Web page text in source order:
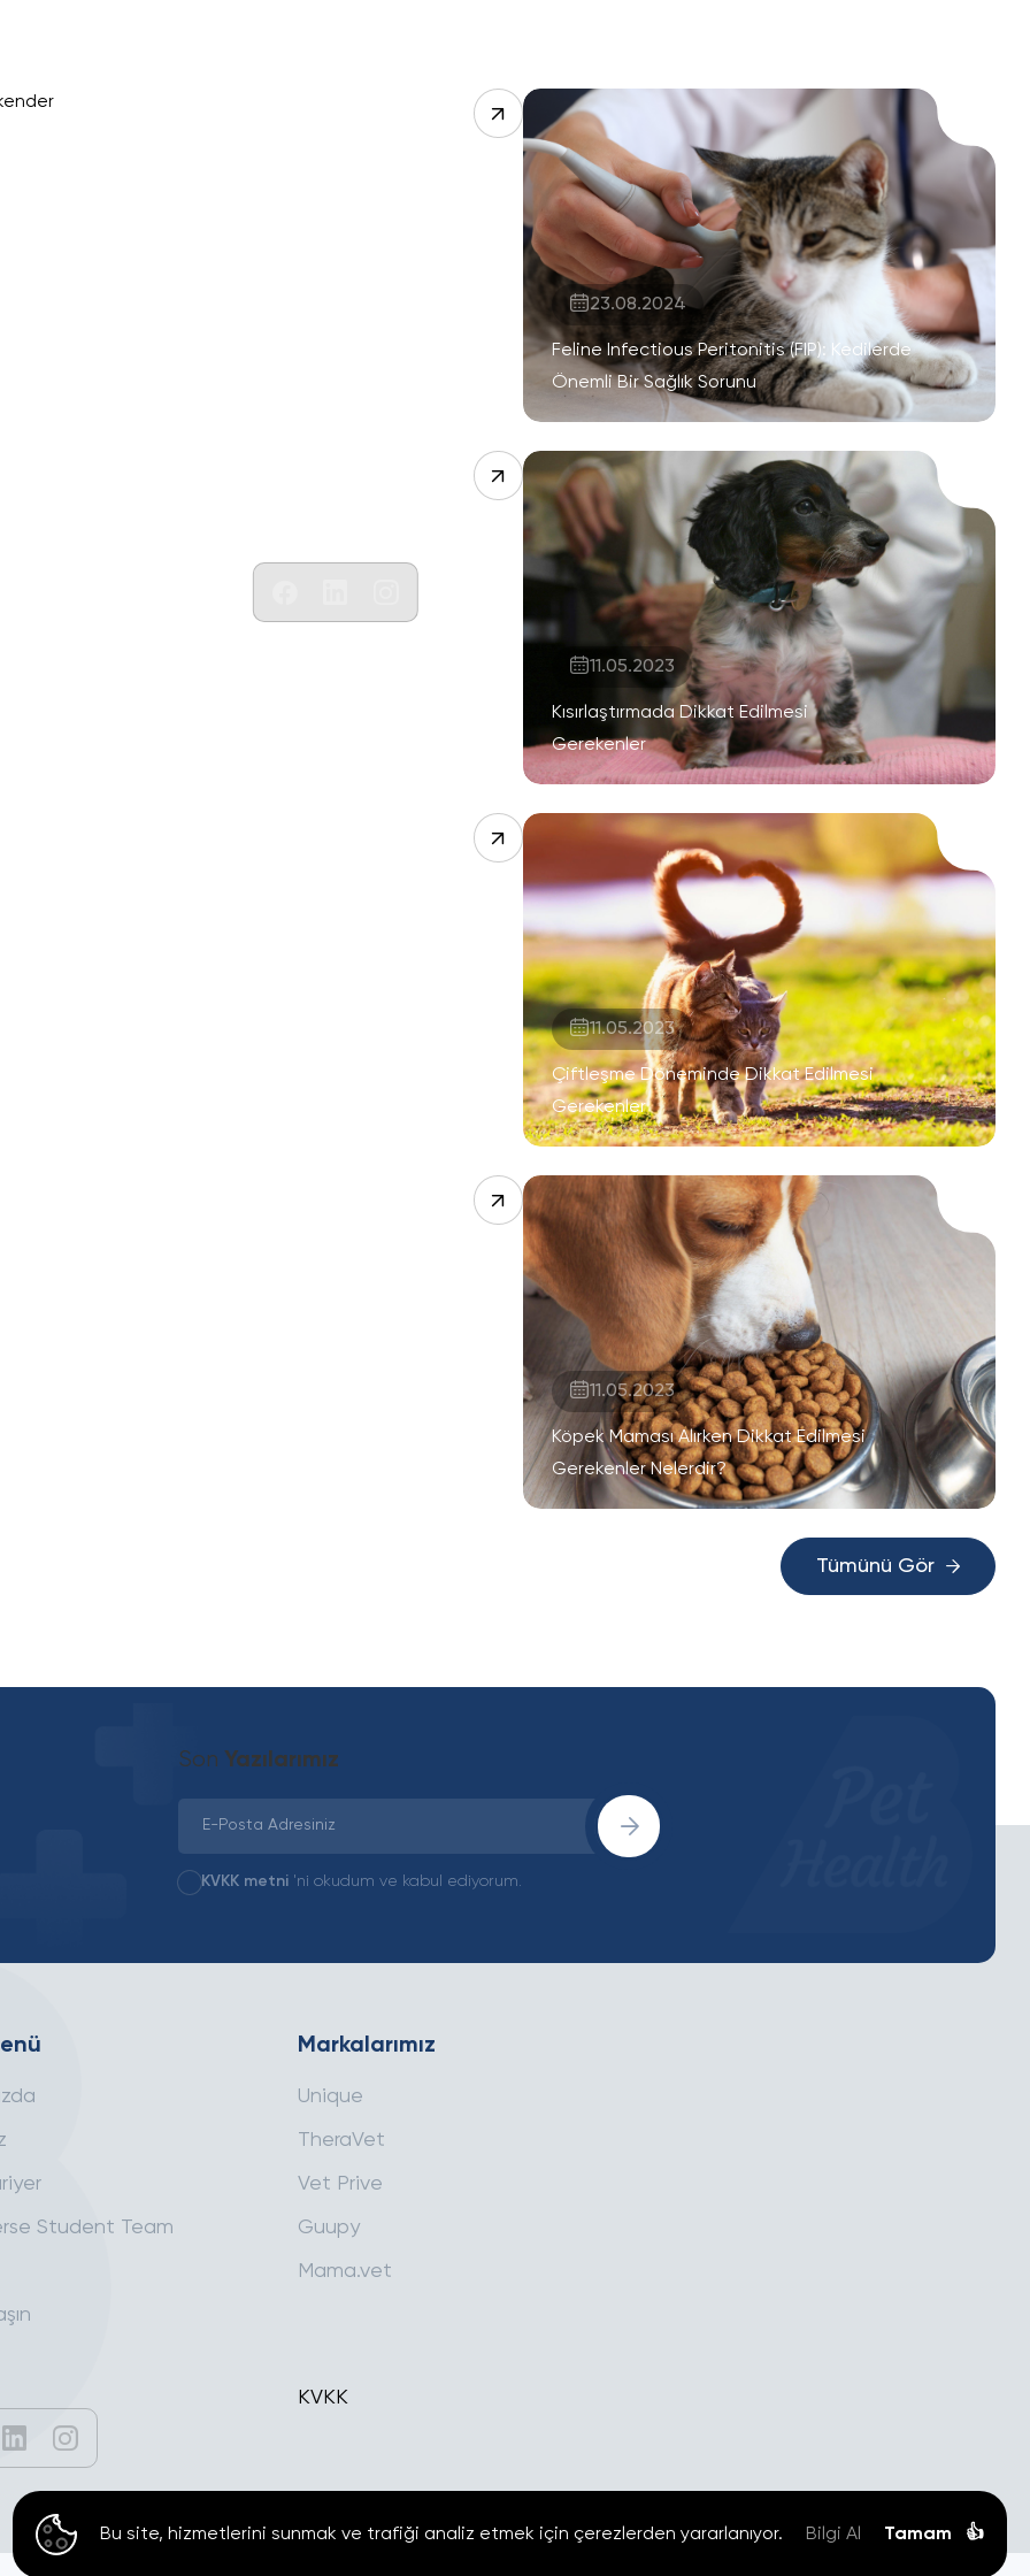
23.08.2024
Feline Infectious Peritonitis (FIP): Kedilerde
Önemli Bir Sağlık Sorunu
11.05.2023
Kısırlaştırmada Dikkat Edilmesi
Gerekenler
11.05.2023
Çiftleşme Döneminde Dikkat Edilmesi
Gerekenler
11.05.2023
Köpek Maması Alırken Dikkat Edilmesi
Gerekenler Nelerdir?
Tümünü Gör
Son Yazılarımız
KVKK metni 'ni okudum ve kabul ediyorum.
Student Team
Markalarımız
Unique
TheraVet
Vet Prive
Guupy
Mama.vet
KVKK
Bu site, hizmetlerini sunmak ve trafiği analiz etmek için çerezlerden yararlanıyor. Bilgi Al Tamam 👍